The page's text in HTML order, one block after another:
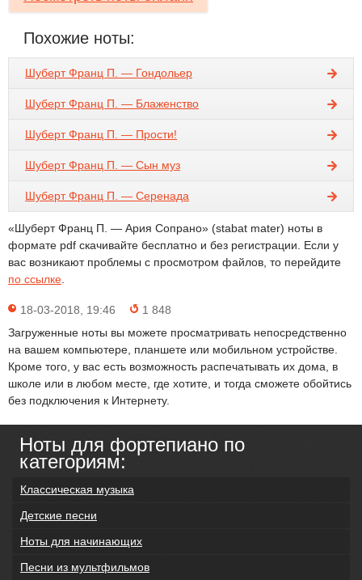
Похожие ноты:
Шуберт Франц П. — Гондольер
Шуберт Франц П. — Блаженство
Шуберт Франц П. — Прости!
Шуберт Франц П. — Сын муз
Шуберт Франц П. — Серенада
«Шуберт Франц П. — Ария Сопрано» (stabat mater) ноты в
формате pdf скачивайте бесплатно и без регистрации. Если у
вас возникают проблемы с просмотром файлов, то перейдите
по ссылке
18-03-2018, 19:46
1 848
Загруженные ноты вы можете просматривать непосредственно
на вашем компьютере, планшете или мобильном устройстве.
Кроме того, у вас есть возможность распечатывать их дома, в
школе или в любом месте, где хотите, и тогда сможете обойтись
без подключения к Интернету.
Ноты для фортепиано по
категориям:
Классическая музыка
Детские песни
Ноты для начинающих
Песни из мультфильмов